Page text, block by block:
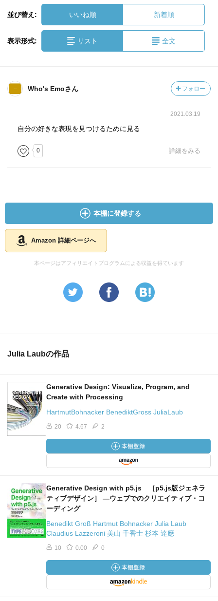
並び替え: いいね順 新着順
表示形式: リスト 全文
Who's Emoさん フォロー
2021.03.19
自分の好きな表現を見つけるために見る
0 詳細をみる
本棚に登録する
Amazon 詳細ページへ
本ページはアフィリエイトプログラムによる収益を得ています
Julia Laubの作品
Generative Design: Visualize, Program, and
Create with Processing
HartmutBohnacker BenediktGross JuliaLaub
20 4.67 2
Generative Design with p5.js ［p5.js版ジェネラ
ティブデザイン］ ―ウェブでのクリエイティブ・コ
ーディング
Benedikt Groß Hartmut Bohnacker Julia Laub
Claudius Lazzeroni 美山 千香士 杉本 達應
10 0.00 0